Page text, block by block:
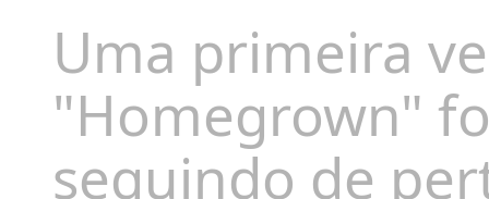
Uma primeira
"Homegrown"
seguindo de